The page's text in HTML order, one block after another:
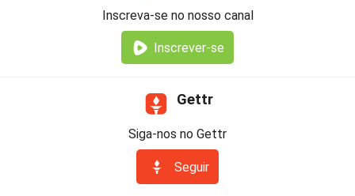
Inscreva-se no nosso canal
Inscrever-se
Gettr
Siga-nos no Gettr
Seguir